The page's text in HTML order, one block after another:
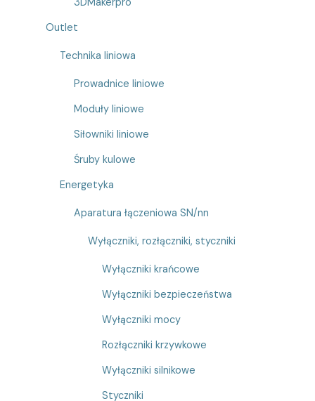
Outlet
Technika liniowa
Prowadnice liniowe
Moduły liniowe
Siłowniki liniowe
Śruby kulowe
Energetyka
Aparatura łączeniowa SN/nn
Wyłączniki, rozłączniki, styczniki
Wyłączniki krańcowe
Wyłączniki bezpieczeństwa
Wyłączniki mocy
Rozłączniki krzywkowe
Wyłączniki silnikowe
Styczniki